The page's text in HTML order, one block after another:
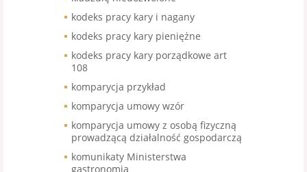
kodeks pracy kary i nagany
kodeks pracy kary pieniężne
kodeks pracy kary porządkowe art
108
komparycja przykład
komparycja umowy wzór
komparycja umowy z osobą fizyczną
prowadzącą działalność gospodarczą
komunikaty Ministerstwa
gastronomia